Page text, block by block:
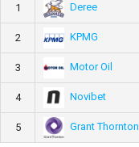
1 Deree
2 KPMG
3 Motor Oil
4 Novibet
5 Grant Thornton